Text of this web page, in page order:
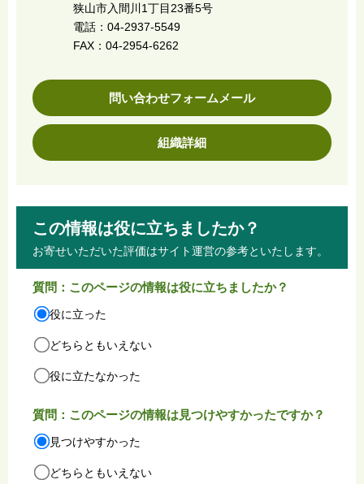
狭山市入間川1丁目23番5号
電話：04-2937-5549
FAX：04-2954-6262
問い合わせフォームメール
組織詳細
この情報は役に立ちましたか？
お寄せいただいた評価はサイト運営の参考といたします。
質問：このページの情報は役に立ちましたか？
役に立った
どちらともいえない
役に立たなかった
質問：このページの情報は見つけやすかったですか？
見つけやすかった
どちらともいえない